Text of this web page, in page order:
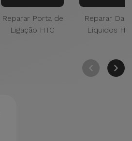
Reparar Porta de
Ligação HTC
Reparar
Líquidos